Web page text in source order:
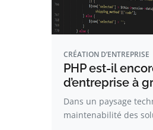
CRÉATION D’ENTREPRISE
PHP est-il
d’entreprise à
Dans un paysage
maintenabilité des